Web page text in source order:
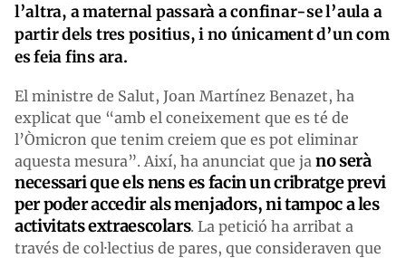
l’altra, a maternal passarà a confinar-se l’aula a
partir dels tres positius, i no únicament d’un com
es feia fins ara.
El ministre de Salut, Joan Martínez Benazet, ha
explicat que “amb el coneixement que es té de
l’Òmicron que tenim creiem que es pot eliminar
aquesta mesura”. Així, ha anunciat que ja no serà
necessari que els nens es facin un cribratge previ
per poder accedir als menjadors, ni tampoc a les
activitats extraescolars. La petició ha arribat a
través de col·lectius de pares, que consideraven que